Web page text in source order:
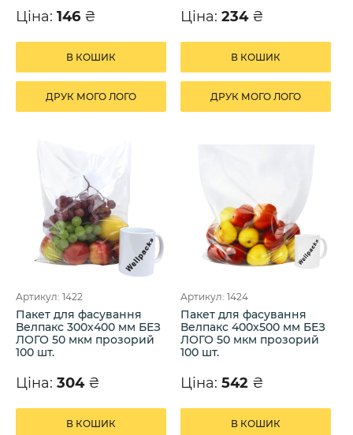
Ціна: 146 ₴
В КОШИК
ДРУК МОГО ЛОГО
Ціна: 234 ₴
В КОШИК
ДРУК МОГО ЛОГО
Артикул: 1422
Пакет для фасування
Велпакс 300х400 мм БЕЗ
ЛОГО 50 мкм прозорий
100 шт.
Ціна: 304 ₴
В КОШИК
Артикул: 1424
Пакет для фасування
Велпакс 400х500 мм БЕЗ
ЛОГО 50 мкм прозорий
100 шт.
Ціна: 542 ₴
В КОШИК